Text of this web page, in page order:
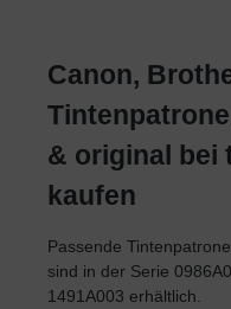
Canon,
& original bei
kaufen
Passende
sind in der Serie
1491A003 erhältlich.